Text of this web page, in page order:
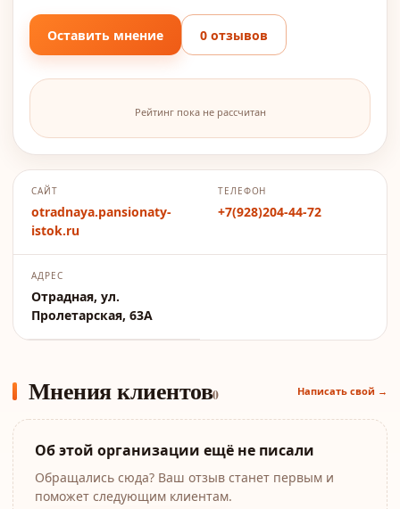
Оставить мнение 0 отзывов
Рейтинг пока не рассчитан
САЙТ
otradnaya.pansionaty-
istok.ru
ТЕЛЕФОН
+7(928)204-44-72
АДРЕС
Отрадная, ул.
Пролетарская, 63А
Мнения клиентов0 Написать свой →
Об этой организации ещё не писали
Обращались сюда? Ваш отзыв станет первым и
поможет следующим клиентам.